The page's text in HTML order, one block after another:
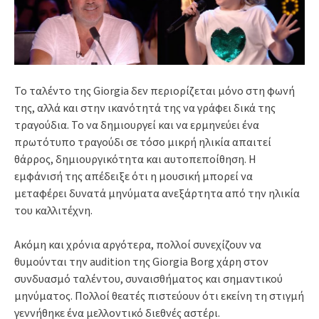
Το ταλέντο της Giorgia δεν περιορίζεται μόνο στη φωνή
της, αλλά και στην ικανότητά της να γράφει δικά της
τραγούδια. Το να δημιουργεί και να ερμηνεύει ένα
πρωτότυπο τραγούδι σε τόσο μικρή ηλικία απαιτεί
θάρρος, δημιουργικότητα και αυτοπεποίθηση. Η
εμφάνισή της απέδειξε ότι η μουσική μπορεί να
μεταφέρει δυνατά μηνύματα ανεξάρτητα από την ηλικία
του καλλιτέχνη.
Ακόμη και χρόνια αργότερα, πολλοί συνεχίζουν να
θυμούνται την audition της Giorgia Borg χάρη στον
συνδυασμό ταλέντου, συναισθήματος και σημαντικού
μηνύματος. Πολλοί θεατές πιστεύουν ότι εκείνη τη στιγμή
γεννήθηκε ένα μελλοντικό διεθνές αστέρι.